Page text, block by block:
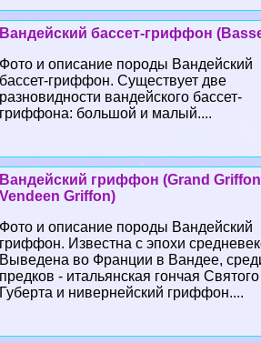
Вандейский бассет-гриффон
Фото и описание породы Вандейский
бассет-гриффон. Существует две
разновидности вандейского бассет-
гриффона: большой и малый....
Вандейский гриффон (Grand
Vendeen Griffon)
Фото и описание породы Вандейский
гриффон. Известна с эпохи
Выведена во Франции в Вандее,
предков - итальянская гончая Святого
Губерта и нивернейский гриффон....